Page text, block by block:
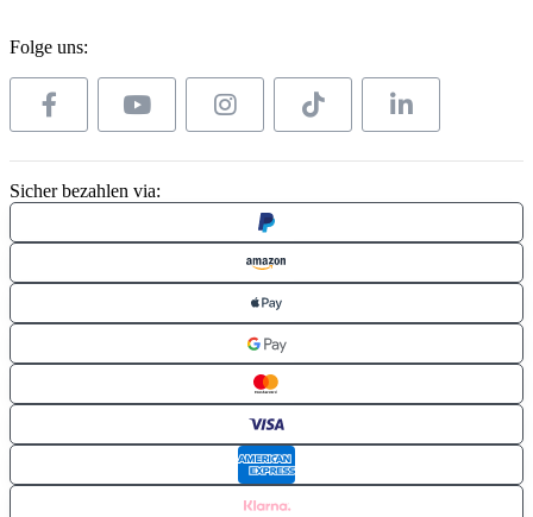
Folge uns:
Sicher bezahlen via: